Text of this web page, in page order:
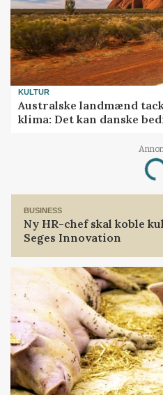
KULTUR
Australske landmænd
klima: Det kan danske
BUSINESS
Ny HR-chef skal koble
Seges Innovation